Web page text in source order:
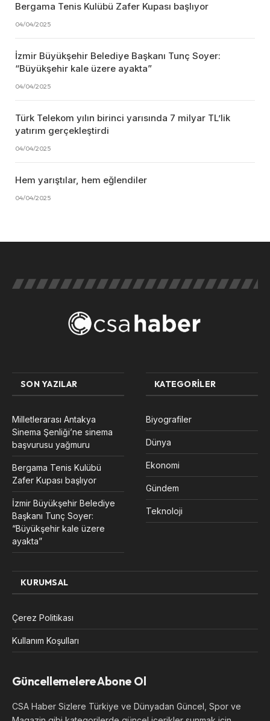
Bergama Tenis Kulübü Zafer Kupası başlıyor
04/04/2025
İzmir Büyükşehir Belediye Başkanı Tunç Soyer:
“Büyükşehir kale üzere ayakta”
04/04/2025
Türk Telekom yılın birinci yarısında 7 milyar TL’lik
yatırım gerçekleştirdi
04/04/2025
Hem yarıştılar, hem eğlendiler
04/04/2025
SON YAZILAR
Milletlerarası Antakya
Sinema Şenliği’ne sinema
başvurusu yağmuru
Bergama Tenis Kulübü
Zafer Kupası başlıyor
İzmir Büyükşehir Belediye
Başkanı Tunç Soyer:
“Büyükşehir kale üzere
ayakta”
KATEGORILER
Biyografiler
Dünya
Ekonomi
Gündem
Teknoloji
KURUMSAL
Çerez Politikası
Kullanım Koşulları
Güncellemelere Abone Ol
CSA Haber Sizlere Türkiye ve Dünyadan Güncel, Spor ve